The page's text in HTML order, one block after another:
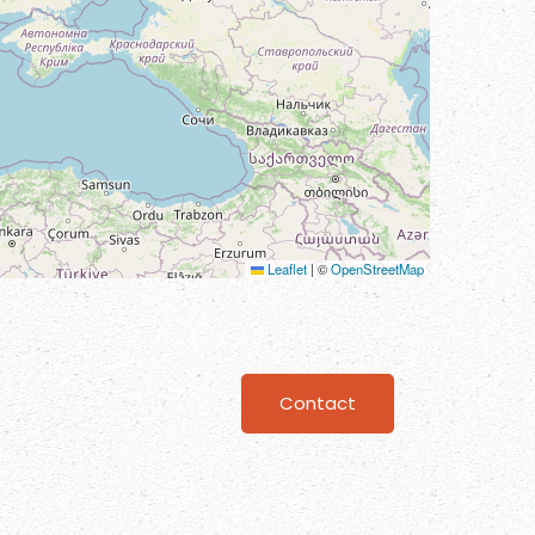
Leaflet | ©OpenStreetMap
Contact